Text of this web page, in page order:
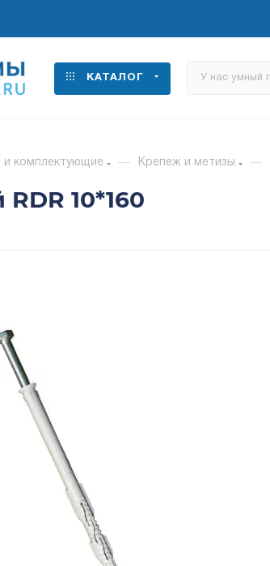
КАТАЛОГ
и комплектующие — Крепеж и метизы —
10*160